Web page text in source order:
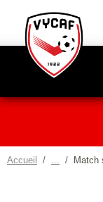
Accueil Match